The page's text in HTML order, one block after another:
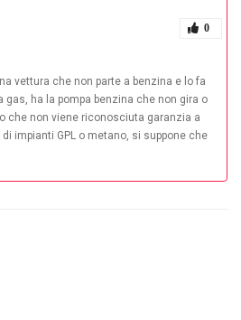
0
vettura che non parte a benzina e lo fa
ha la pompa benzina che non gira o
che non viene riconosciuta garanzia a
impianti GPL o metano, si suppone che